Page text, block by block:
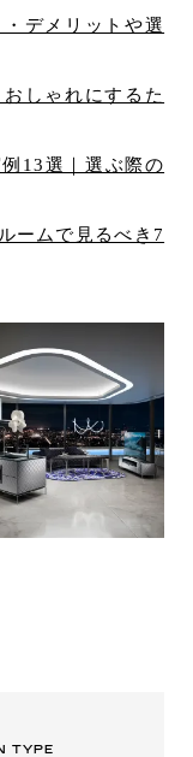
デメリットや選
しゃれにするた
13選｜選ぶ際の
ームで見るべき7
TYPE